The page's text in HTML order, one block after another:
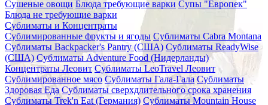
Сушеные овощи Блюда требующие варки Супы "Европек"
Блюда не требующие варки
Сублиматы и Концентраты
Сублимированные фрукты и ягоды Сублиматы Cabra Montana
Сублиматы Backpacker's Pantry (США) Сублиматы ReadyWise
(США) Сублиматы Adventure Food (Нидерланды)
Концентраты Леовит Сублиматы LeoTravel Леовит
Сублимированное мясо Сублиматы Гала-Гала Сублиматы
Здоровая Еда Сублиматы сверхдлительного срока хранения
Сублиматы Trek'n Eat (Германия) Сублиматы Mountain House